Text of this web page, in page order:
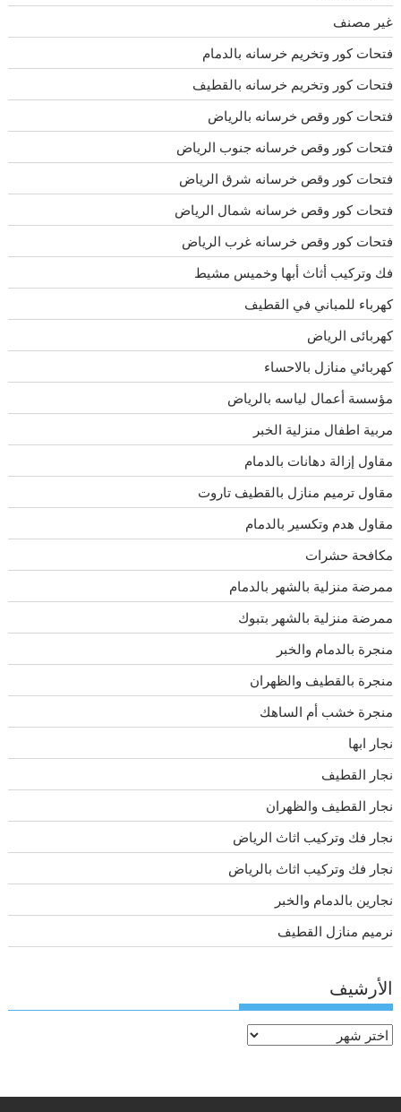
غير مصنف
فتحات كور وتخريم خرسانه بالدمام
فتحات كور وتخريم خرسانه بالقطيف
فتحات كور وقص خرسانه بالرياض
فتحات كور وقص خرسانه جنوب الرياض
فتحات كور وقص خرسانه شرق الرياض
فتحات كور وقص خرسانه شمال الرياض
فتحات كور وقص خرسانه غرب الرياض
فك وتركيب أثاث أبها وخميس مشيط
كهرباء للمباني في القطيف
كهربائى الرياض
كهربائي منازل بالاحساء
مؤسسة أعمال لياسه بالرياض
مربية اطفال منزلية الخبر
مقاول إزالة دهانات بالدمام
مقاول ترميم منازل بالقطيف تاروت
مقاول هدم وتكسير بالدمام
مكافحة حشرات
ممرضة منزلية بالشهر بالدمام
ممرضة منزلية بالشهر بتبوك
منجرة بالدمام والخبر
منجرة بالقطيف والظهران
منجرة خشب أم الساهك
نجار ابها
نجار القطيف
نجار القطيف والظهران
نجار فك وتركيب اثاث الرياض
نجار فك وتركيب اثاث بالرياض
نجارين بالدمام والخبر
نرميم منازل القطيف
الأرشيف
الأرشيف